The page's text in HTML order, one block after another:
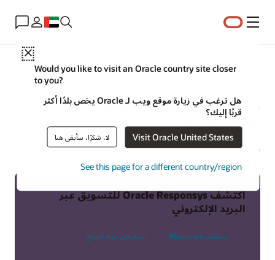
القائمة
Close
Would you like to visit an Oracle country site closer
to you?
هل ترغب في زيارة موقع ويب لـ Oracle يخص بلدًا أكثر
قربًا إليك؟
Visit Oracle United States لا، شكرًا، سأبقى هنا
See this page for a different country/region
ما هو التسويق عبر البريد
الإلكتروني؟
اكتشف Oracle Responsys للتسويق عبر
البريد الإلكتروني
استكشف Responsys استعراض جولة المنتج